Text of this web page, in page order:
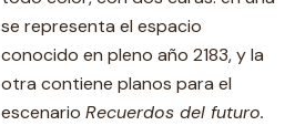
se representa el espacio
conocido en pleno año 2183, y la
otra contiene planos para el
escenario Recuerdos del futuro.